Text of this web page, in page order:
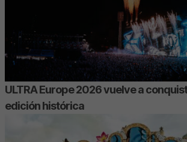
ULTRA Europe 2026 vuelve a
edición histórica